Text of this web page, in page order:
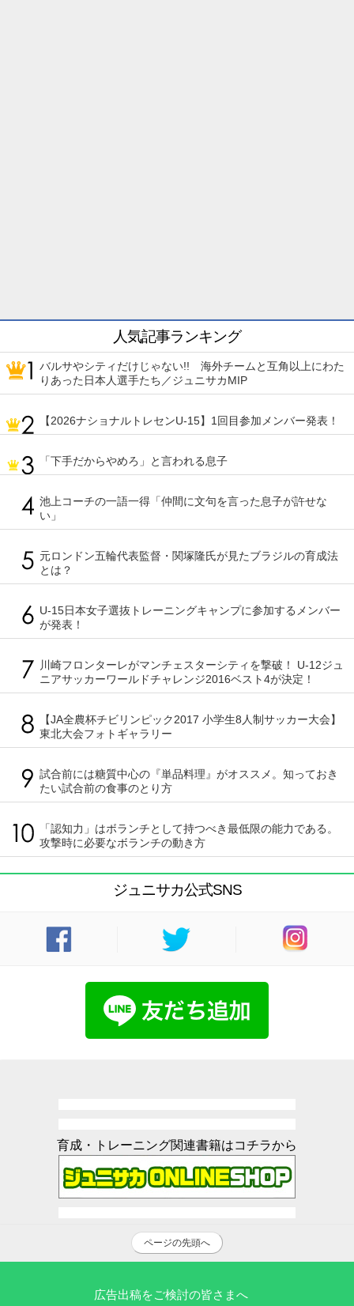
人気記事ランキング
バルサやシティだけじゃない!! 海外チームと互角以上にわた
りあった日本人選手たち／ジュニサカMIP
【2026ナショナルトレセンU-15】1回目参加メンバー発表！
「下手だからやめろ」と言われる息子
池上コーチの一語一得「仲間に文句を言った息子が許せな
い」
元ロンドン五輪代表監督・関塚隆氏が見たブラジルの育成法
とは？
U-15日本女子選抜トレーニングキャンプに参加するメンバー
が発表！
川崎フロンターレがマンチェスターシティを撃破！ U-12ジュ
ニアサッカーワールドチャレンジ2016ベスト4が決定！
【JA全農杯チビリンピック2017 小学生8人制サッカー大会】
東北大会フォトギャラリー
試合前には糖質中心の『単品料理』がオススメ。知っておき
たい試合前の食事のとり方
「認知力」はボランチとして持つべき最低限の能力である。
攻撃時に必要なボランチの動き方
ジュニサカ公式SNS
育成・トレーニング関連書籍はコチラから
ページの先頭へ
広告出稿をご検討の皆さまへ